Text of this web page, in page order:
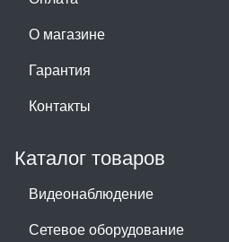
О магазине
Гарантия
Контакты
Каталог товаров
Видеонаблюдение
Сетевое оборудование